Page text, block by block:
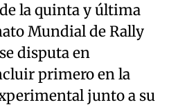
la quinta y última
Mundial de Rally
disputa en
primero en la
junto a su